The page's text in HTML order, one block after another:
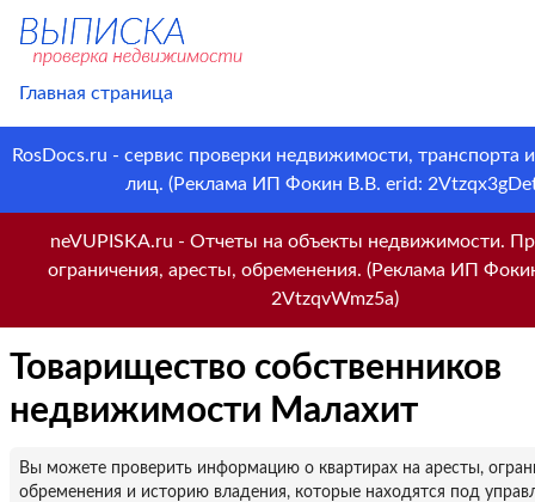
Главная страница
RosDocs.ru - сервис проверки недвижимости, транспорта
лиц. (Реклама ИП Фокин В.В. erid:
neVUPISKA.ru - Отчеты на объекты недвижимости.
ограничения, аресты, обременения. (Реклама ИП
2VtzqvWmz5a)
Товарищество собственников
недвижимости Малахит
Вы можете проверить информацию о квартирах на аресты,
обременения и историю владения, которые находятся под